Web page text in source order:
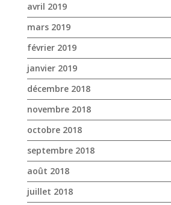
novembre 2018
octobre 2018
septembre 2018
août 2018
juillet 2018
juin 2018
mai 2018
avril 2018
mars 2018
février 2018